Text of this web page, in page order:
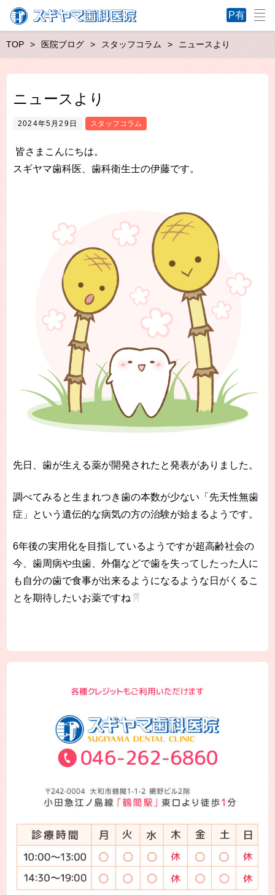
TOP 医院ブログ スタッフコラム ニュースより
ニュースより
2024年5月29日 スタッフコラム
皆さまこんにちは。
スギヤマ歯科医、歯科衛生士の伊藤です。
先日、歯が生える薬が開発されたと発表がありました。
調べてみると生まれつき歯の本数が少ない「先天性無歯
症」という遺伝的な病気の方の治験が始まるようです。
6年後の実用化を目指しているようですが超高齢社会の
今、歯周病や虫歯、外傷などで歯を失ってしたった人に
も自分の歯で食事が出来るようになるような日がくるこ
とを期待したいお薬ですね